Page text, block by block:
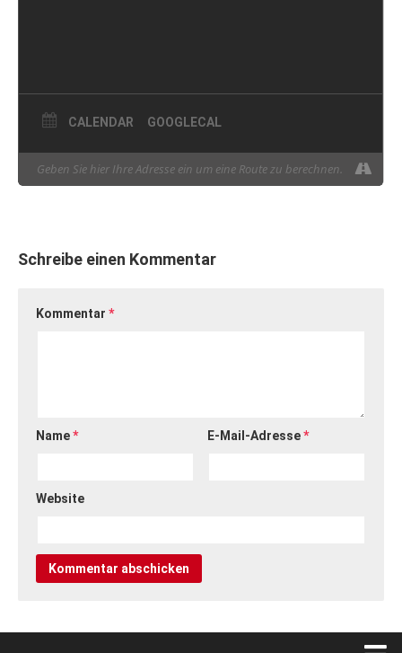
CALENDAR GOOGLECAL
Schreibe einen Kommentar
Kommentar *
Name* E-Mail-Adresse*
Website